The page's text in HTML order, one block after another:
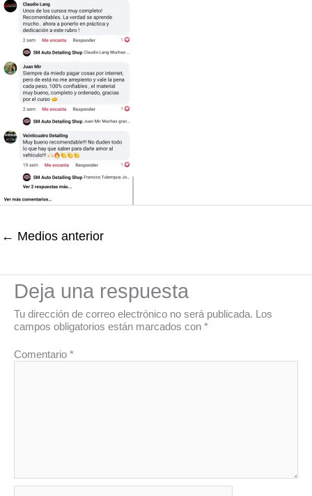
← Medios anterior
Deja una respuesta
Tu dirección de correo electrónico no será publicada. Los
campos obligatorios están marcados con *
Comentario *